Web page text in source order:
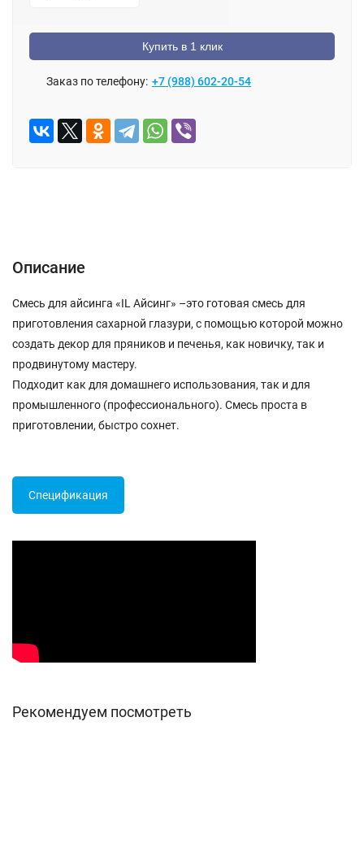
Купить в 1 клик
Заказ по телефону: +7 (988) 602-20-54
Описание
Смесь для айсинга «IL Айсинг» –это готовая смесь для
приготовления сахарной глазури, с помощью которой можно
создать декор для пряников и печенья, как новичку, так и
продвинутому мастеру.
Подходит как для домашнего использования, так и для
промышленного (профессионального). Смесь проста в
приготовлении, быстро сохнет.
Спецификация
Рекомендуем посмотреть